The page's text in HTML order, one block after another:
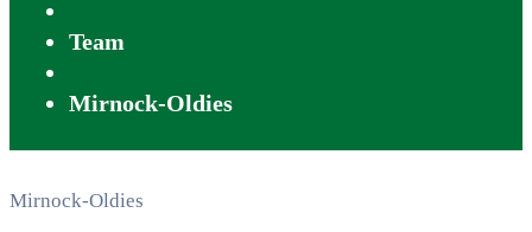
Team
Mirnock-Oldies
Mirnock-Oldies